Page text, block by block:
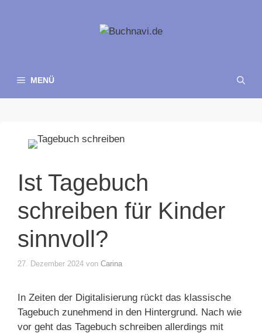
MENÜ
Ist Tagebuch
schreiben für Kinder
sinnvoll?
27. Dezember 2024 von Carina
In Zeiten der Digitalisierung rückt das klassische
Tagebuch zunehmend in den Hintergrund. Nach wie
vor geht das Tagebuch schreiben allerdings mit